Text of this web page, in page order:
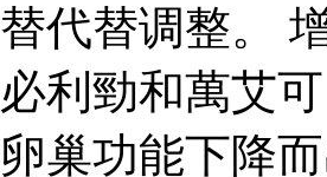
替代替调整。
必利勁和萬艾
卵巢功能下降